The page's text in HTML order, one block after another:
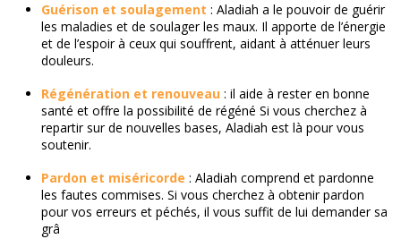
Guérison et soulagement : Aladiah a le pouvoir de guérir
les maladies et de soulager les maux. Il apporte de l’énergie
et de l’espoir à ceux qui souffrent, aidant à atténuer leurs
douleurs.
Régénération et renouveau : il aide à rester en bonne
santé et offre la possibilité de régéné Si vous cherchez à
repartir sur de nouvelles bases, Aladiah est là pour vous
soutenir.
Pardon et miséricorde : Aladiah comprend et pardonne
les fautes commises. Si vous cherchez à obtenir pardon
pour vos erreurs et péchés, il vous suffit de lui demander sa
grâ